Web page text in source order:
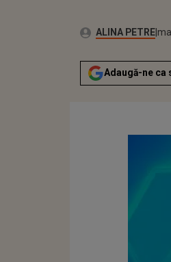
Autor:ALINA PETRE
Adaugă-ne ca